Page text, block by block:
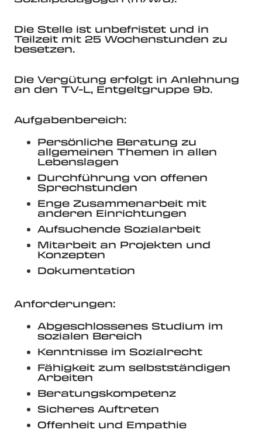
Die Stelle ist unbefristet und in
Teilzeit mit 25 Wochenstunden zu
besetzen.
Die Vergütung erfolgt in Anlehnung
an den TV-L, Entgeltgruppe 9b.
Aufgabenbereich:
Persönliche Beratung zu
allgemeinen Themen in allen
Lebenslagen
Durchführung von offenen
Sprechstunden
Enge Zusammenarbeit mit
anderen Einrichtungen
Aufsuchende Sozialarbeit
Mitarbeit an Projekten und
Konzepten
Dokumentation
Anforderungen:
Abgeschlossenes Studium im
sozialen Bereich
Kenntnisse im Sozialrecht
Fähigkeit zum selbstständigen
Arbeiten
Beratungskompetenz
Sicheres Auftreten
Offenheit und Empathie